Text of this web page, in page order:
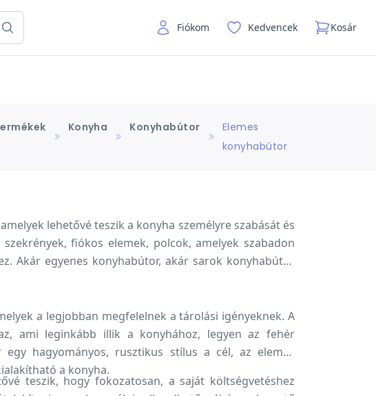
Fiókom Kedvencek Kosár
Konyha Konyhabútor
Elemes
konyhabútor
lehetővé teszik a konyha személyre szabását és
fiókos elemek, polcok, amelyek szabadon
Akár egyenes konyhabútor, akár sarok konyhabútor
a legjobban megfelelnek a tárolási igényeknek. A
ami leginkább illik a konyhához, legyen az fehér
hagyományos, rusztikus stílus a cél, az elemes
a konyha.
teszik, hogy fokozatosan, a saját költségvetéshez